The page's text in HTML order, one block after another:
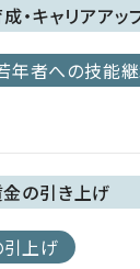
・キャリアアッ
年者への技能
の引き上げ
上げ